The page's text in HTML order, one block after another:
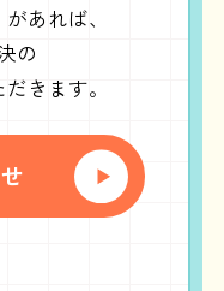
あれば、
の
きます。